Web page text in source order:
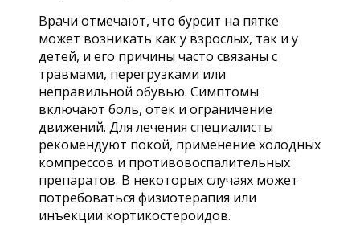
Врачи отмечают, что бурсит на пятке
может возникать как у взрослых, так и у
детей, и его причины часто связаны с
травмами, перегрузками или
неправильной обувью. Симптомы
включают боль, отек и ограничение
движений. Для лечения специалисты
рекомендуют покой, применение холодных
компрессов и противовоспалительных
препаратов. В некоторых случаях может
потребоваться физиотерапия или
инъекции кортикостероидов.